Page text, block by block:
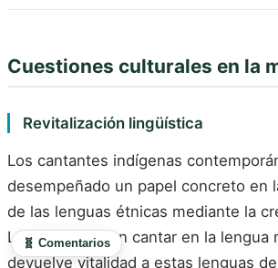
Cuestiones culturales en la
Revitalización lingüística
Los cantantes indígenas
desempeñado un papel concreto en
de las lenguas étnicas mediante la
La insistencia en cantar en la lengua
devuelve vitalidad a estas lenguas
🧬 Comentarios